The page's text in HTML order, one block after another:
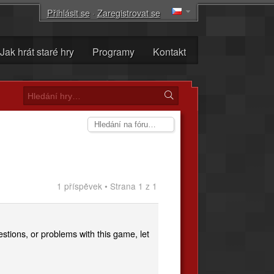
Přihlásit se·Zaregistrovat se
Jak hrát staré hry Programy Kontakt
1 příspěvek • Strana 1 z 1
or problems with this game, let